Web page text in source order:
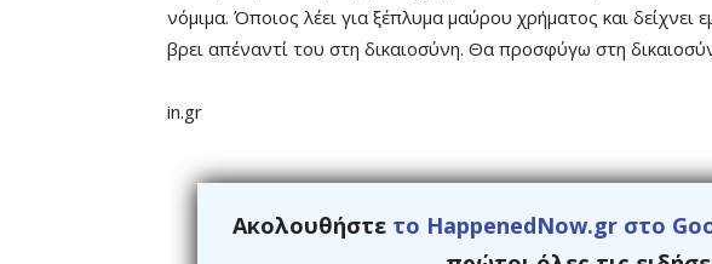
νόμιμα. Όποιος λέει για ξέπλυμα μαύρου χρήματος και δείχνει
βρει απέναντί του στη δικαιοσύνη. Θα προσφύγω στη
in.gr
Ακολουθήστε το HappenedNow.gr στο